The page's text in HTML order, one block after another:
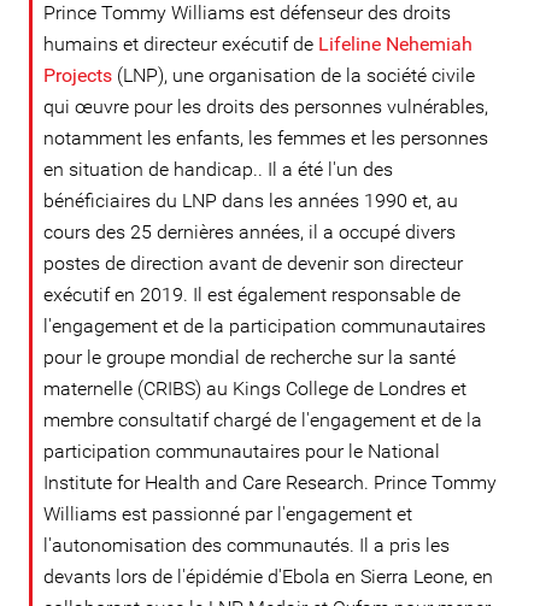
Prince Tommy Williams est défenseur des droits
humains et directeur exécutif de Lifeline Nehemiah
Projects (LNP), une organisation de la société civile
qui œuvre pour les droits des personnes vulnérables,
notamment les enfants, les femmes et les personnes
en situation de handicap.. Il a été l'un des
bénéficiaires du LNP dans les années 1990 et, au
cours des 25 dernières années, il a occupé divers
postes de direction avant de devenir son directeur
exécutif en 2019. Il est également responsable de
l'engagement et de la participation communautaires
pour le groupe mondial de recherche sur la santé
maternelle (CRIBS) au Kings College de Londres et
membre consultatif chargé de l'engagement et de la
participation communautaires pour le National
Institute for Health and Care Research. Prince Tommy
Williams est passionné par l'engagement et
l'autonomisation des communautés. Il a pris les
devants lors de l'épidémie d'Ebola en Sierra Leone, en